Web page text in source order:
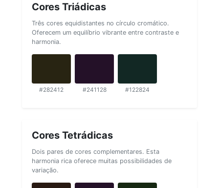
Cores Triádicas
Três cores equidistantes no círculo cromático.
Oferecem um equilíbrio vibrante entre contraste e
harmonia.
#282412 #241128 #122824
Cores Tetrádicas
Dois pares de cores complementares. Esta
harmonia rica oferece muitas possibilidades de
variação.